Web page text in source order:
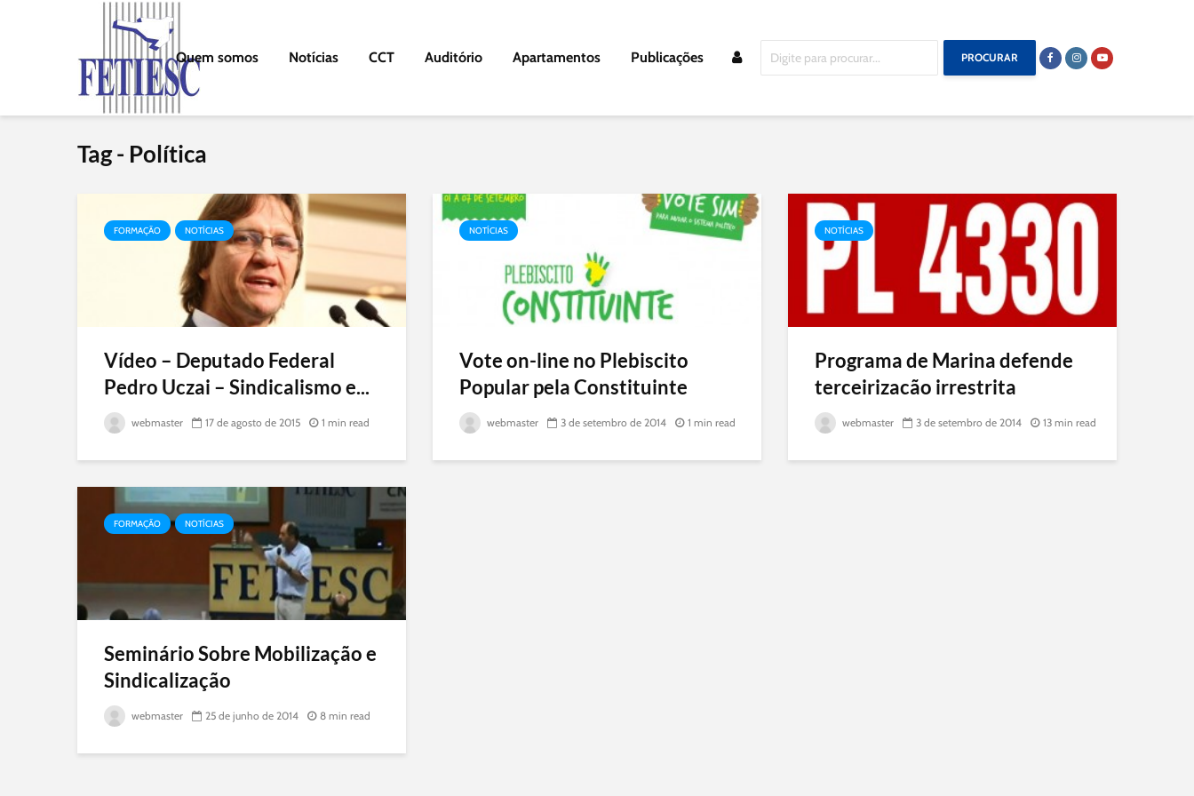
Quem somos Notícias CCT Auditório Apartamentos Publicações PROCURAR
Tag - Política
FORMAÇÃO NOTÍCIAS
Vídeo – Deputado Federal
Pedro Uczai – Sindicalismo e...
webmaster 17 de agosto de 2015 1 min read
NOTÍCIAS
Vote on-line no Plebiscito
Popular pela Constituinte
webmaster 3 de setembro de 2014 1 min read
NOTÍCIAS
Programa de Marina defende
terceirizacão irrestrita
webmaster 3 de setembro de 2014 13 min read
FORMAÇÃO NOTÍCIAS
Seminário Sobre Mobilização e
Sindicalização
webmaster 25 de junho de 2014 8 min read